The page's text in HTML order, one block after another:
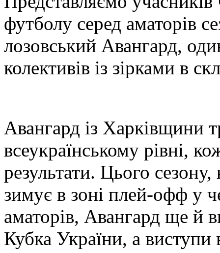
футболу серед аматорів
лозовський Авангард,
колективів із зірками в
Авангард із Харківщини
всеукраїнському рівні,
результати. Цього
зимує в зоні плей-офф у
аматорів, Авангард ще й
Кубка України, а виступи